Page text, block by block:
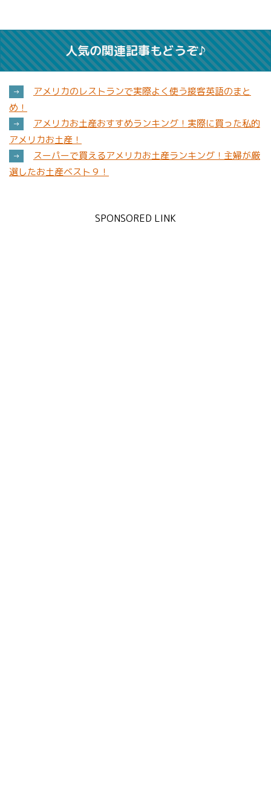
人気の関連記事もどうぞ♪
→
アメリカのレストランで実際よく使う接客英語のまと
め！
→
アメリカお土産おすすめランキング！実際に買った私的
アメリカお土産！
→
スーパーで買えるアメリカお土産ランキング！主婦が厳
選したお土産ベスト９！
SPONSORED LINK